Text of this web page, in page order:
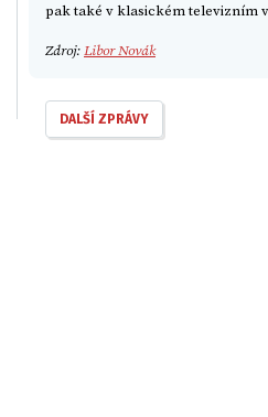
pak také v klasickém televizním
Zdroj:Libor Novák
DALŠÍ ZPRÁVY